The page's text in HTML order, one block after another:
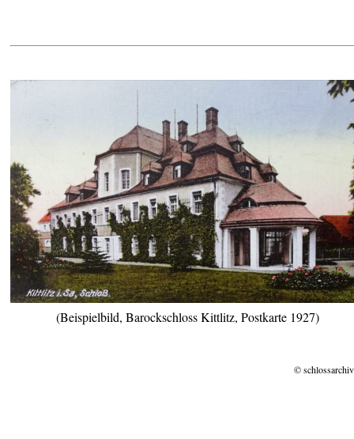
(Beispielbild, Barockschloss Kittlitz, Postkarte 1927)
©